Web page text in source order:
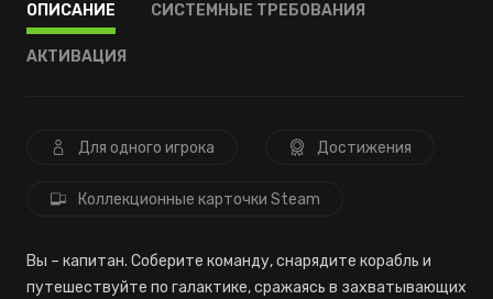
ОПИСАНИЕ СИСТЕМНЫЕ ТРЕБОВАНИЯ
АКТИВАЦИЯ
Для одного игрока Достижения
Коллекционные карточки Steam
Вы – капитан. Соберите команду, снарядите корабль и
путешествуйте по галактике, сражаясь в захватывающих